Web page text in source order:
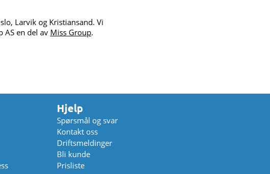
Larvik og Kristiansand. Vi
AS en del av Miss Group.
Hjelp
Spørsmål og svar
Kontakt oss
Driftsmeldinger
Bli kunde
Prisliste